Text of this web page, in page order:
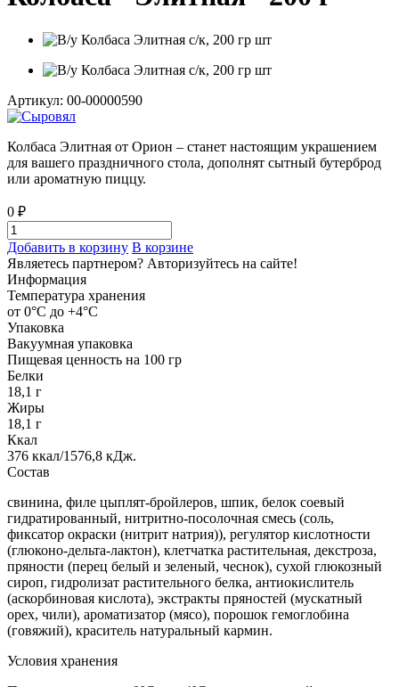
Артикул: 00-00000590
Колбаса Элитная от Орион – станет настоящим украшением
для вашего праздничного стола, дополнят сытный бутерброд
или ароматную пиццу.
0 ₽
Добавить в корзину В корзине
Являетесь партнером? Авторизуйтесь на сайте!
Информация
Температура хранения
от 0°С до +4°С
Упаковка
Вакуумная упаковка
Пищевая ценность на 100 гр
Белки
18,1 г
Жиры
18,1 г
Ккал
376 ккал/1576,8 кДж.
Состав
свинина, филе цыплят-бройлеров, шпик, белок соевый
гидратированный, нитритно-посолочная смесь (соль,
фиксатор окраски (нитрит натрия)), регулятор кислотности
(глюконо-дельта-лактон), клетчатка растительная, декстроза,
пряности (перец белый и зеленый, чеснок), сухой глюкозный
сироп, гидролизат растительного белка, антиокислитель
(аскорбиновая кислота), экстракты пряностей (мускатный
орех, чили), ароматизатор (мясо), порошок гемоглобина
(говяжий), краситель натуральный кармин.
Условия хранения